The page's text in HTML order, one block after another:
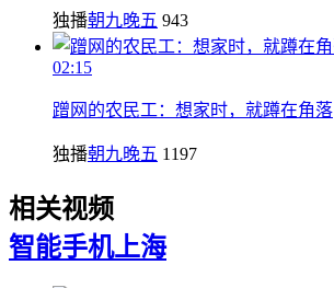
独播朝九晚五 943
02:15
蹭网的农民工：想家时，就蹲在角落
独播朝九晚五 1197
相关视频
智能手机上海